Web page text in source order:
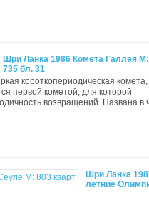
Шри Ланка 1986 Комета Галлея
735 бл. 31
короткопериодическая комета,
первой кометой, для которой
возвращений. Названа в
Шри Ланка
летние